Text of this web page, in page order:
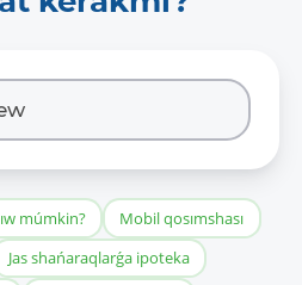
barıw dáwirligi:
sózler:
múmkin?
Mobil qosımshası
Jas shańaraqlarǵa ipoteka